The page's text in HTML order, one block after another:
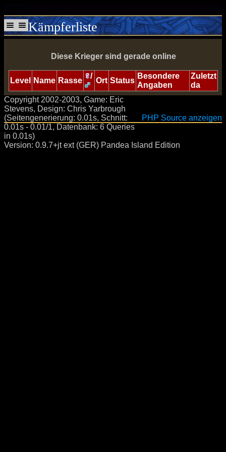
Kämpferliste
Diese Krieger sind gerade online
Level Name Rasse
/
Ort Status
Besondere
Angaben
Zuletzt
da
Copyright 2002-2003, Game: Eric
Stevens, Design: Chris Yarbrough
(Seitengenerierung: 0.01s, Schnitt:
0.01s - 0.01/1, Datenbank: 6 Queries
in 0.01s)
PHP Source anzeigen
Version: 0.9.7+jt ext (GER) Pandea Island Edition